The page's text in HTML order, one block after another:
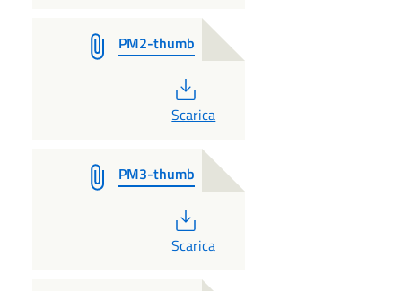
PM2-thumb
PDF
Scarica
PM3-thumb
PDF
Scarica